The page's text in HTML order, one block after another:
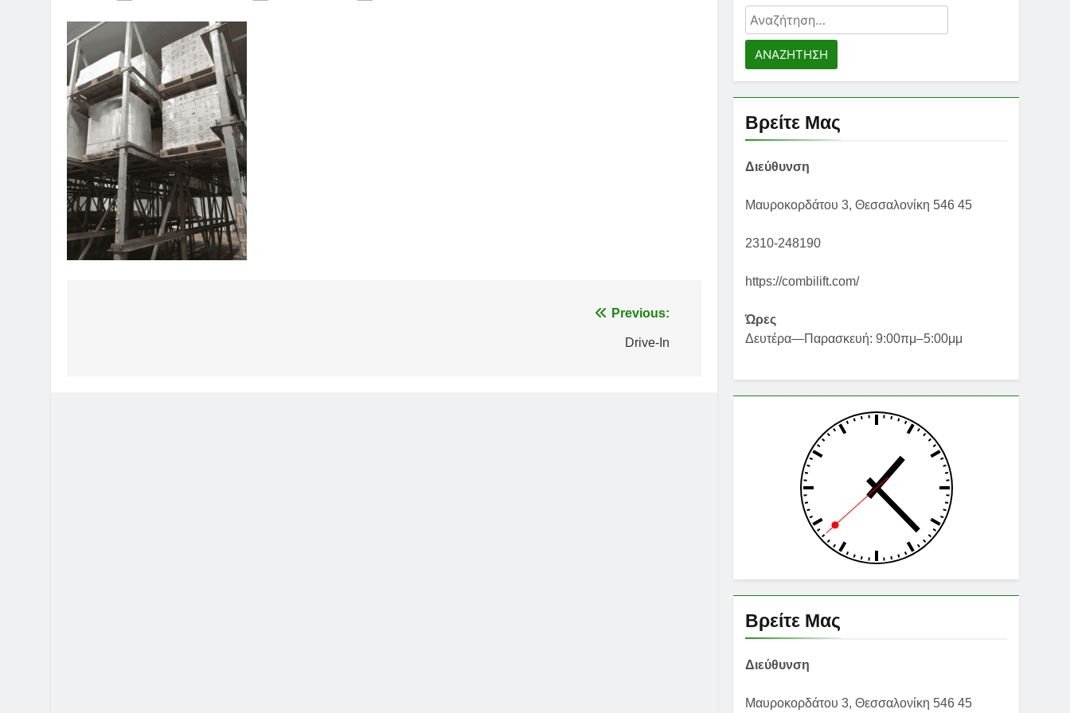
Previous:
Drive-In
Αναζήτηση
για:
Βρείτε Μας
Διεύθυνση
Μαυροκορδάτου 3, Θεσσαλονίκη 546 45
2310-248190
https://combilift.com/
Ώρες
Δευτέρα—Παρασκευή: 9:00πμ–5:00μμ
Βρείτε Μας
Διεύθυνση
Μαυροκορδάτου 3, Θεσσαλονίκη 546 45